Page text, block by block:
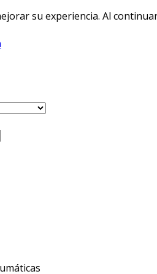
su experiencia. Al